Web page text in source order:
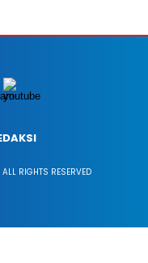
RIGHTS RESERVED